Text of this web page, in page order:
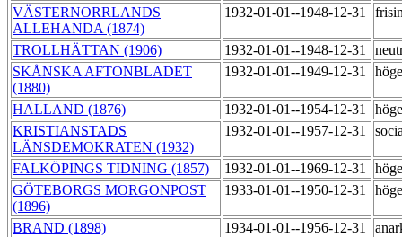
VÄSTERNORRLANDS
ALLEHANDA (1874)
1932-01-01--1948-12-31
TROLLHÄTTAN (1906) 1932-01-01--1948-12-31
SKÅNSKA AFTONBLADET
(1880)
1932-01-01--1949-12-31
HALLAND (1876) 1932-01-01--1954-12-31
KRISTIANSTADS
LÄNSDEMOKRATEN (1932)
1932-01-01--1957-12-31
FALKÖPINGS TIDNING (1857) 1932-01-01--1969-12-31
GÖTEBORGS MORGONPOST
(1896)
1933-01-01--1950-12-31
BRAND (1898) 1934-01-01--1956-12-31